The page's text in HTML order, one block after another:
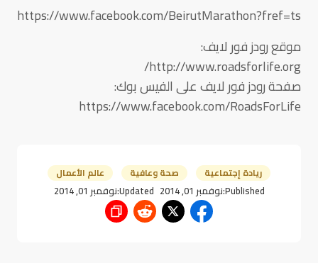
https://www.facebook.com/BeirutMarathon?fref=ts
موقع رودز فور لايف:
http://www.roadsforlife.org/
صفحة رودز فور لايف على الفيس بوك:
https://www.facebook.com/RoadsForLife
ريادة إجتماعية صحة وعافية عالم الأعمال
Published:نوفمبر 01, 2014 Updated:نوفمبر 01, 2014